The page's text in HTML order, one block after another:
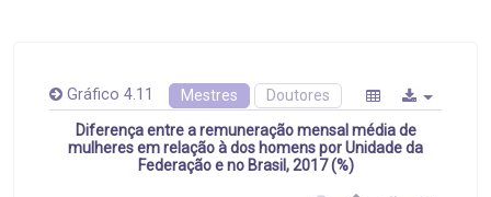
Gráfico 4.11 Mestres Doutores
Diferença entre a remuneração mensal média de
mulheres em relação à dos homens por Unidade da
Federação e no Brasil, 2017 (%)